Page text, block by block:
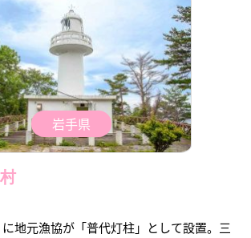
岩手県
地元漁協が「普代灯柱」として設置。三